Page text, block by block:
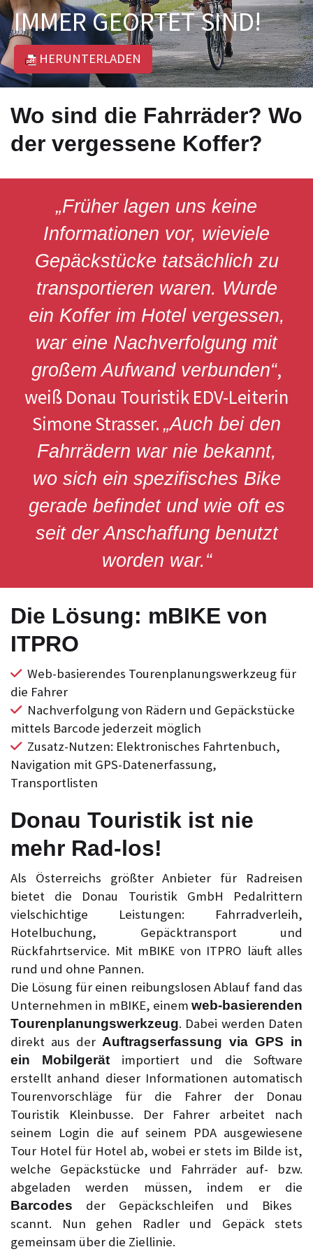
IMMER GEORTET SIND!
HERUNTERLADEN
Wo sind die Fahrräder? Wo
der vergessene Koffer?
„Früher lagen uns keine
Informationen vor, wieviele
Gepäckstücke tatsächlich zu
transportieren waren. Wurde
ein Koffer im Hotel vergessen,
war eine Nachverfolgung mit
großem Aufwand verbunden“,
weiß Donau Touristik EDV-Leiterin
Simone Strasser. „Auch bei den
Fahrrädern war nie bekannt,
wo sich ein spezifisches Bike
gerade befindet und wie oft es
seit der Anschaffung benutzt
worden war.“
Die Lösung: mBIKE von
ITPRO
Web-basierendes Tourenplanungswerkzeug für
die Fahrer
Nachverfolgung von Rädern und Gepäckstücke
mittels Barcode jederzeit möglich
Zusatz-Nutzen: Elektronisches Fahrtenbuch,
Navigation mit GPS-Datenerfassung,
Transportlisten
Donau Touristik ist nie
mehr Rad-los!
Als Österreichs größter Anbieter für Radreisen
bietet die Donau Touristik GmbH Pedalrittern
vielschichtige Leistungen: Fahrradverleih,
Hotelbuchung, Gepäcktransport und
Rückfahrtservice. Mit mBIKE von ITPRO läuft alles
rund und ohne Pannen.
Die Lösung für einen reibungslosen Ablauf fand das
Unternehmen in mBIKE, einem web-basierenden
Tourenplanungswerkzeug. Dabei werden Daten
direkt aus der Auftragserfassung via GPS in
ein Mobilgerät importiert und die Software
erstellt anhand dieser Informationen automatisch
Tourenvorschläge für die Fahrer der Donau
Touristik Kleinbusse. Der Fahrer arbeitet nach
seinem Login die auf seinem PDA ausgewiesene
Tour Hotel für Hotel ab, wobei er stets im Bilde ist,
welche Gepäckstücke und Fahrräder auf- bzw.
abgeladen werden müssen, indem er die
Barcodes der Gepäckschleifen und Bikes
scannt. Nun gehen Radler und Gepäck stets
gemeinsam über die Ziellinie.